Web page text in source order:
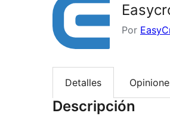
Por
Detalles
Descripción